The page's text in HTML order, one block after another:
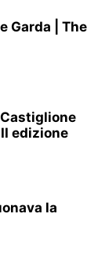
Garda | The
edizione
la